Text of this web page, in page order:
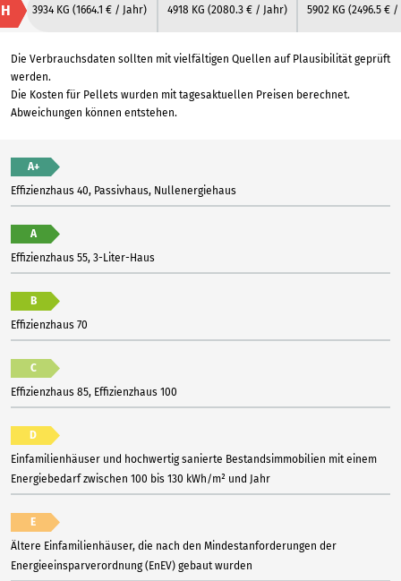
H 3934 KG (1664.1 € / Jahr) 4918 KG (2080.3 € / Jahr) 5902 KG (2496.5 € /
Die Verbrauchsdaten sollten mit vielfältigen Quellen auf Plausibilität geprüft
werden.
Die Kosten für Pellets wurden mit tagesaktuellen Preisen berechnet.
Abweichungen können entstehen.
A+
Effizienzhaus 40, Passivhaus, Nullenergiehaus
A
Effizienzhaus 55, 3-Liter-Haus
B
Effizienzhaus 70
C
Effizienzhaus 85, Effizienzhaus 100
D
Einfamilienhäuser und hochwertig sanierte Bestandsimmobilien mit einem
Energiebedarf zwischen 100 bis 130 kWh/m² und Jahr
E
Ältere Einfamilienhäuser, die nach den Mindestanforderungen der
Energieeinsparverordnung (EnEV) gebaut wurden